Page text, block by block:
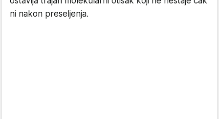
ni nakon preseljenja.